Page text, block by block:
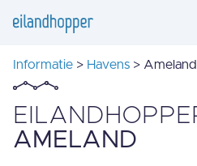
Informatie > Havens > Ameland
AMELAND